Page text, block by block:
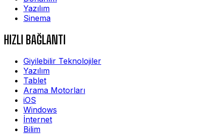
Yazılım
Sinema
HIZLI BAĞLANTI
Giyilebilir Teknolojiler
Yazılım
Tablet
Arama Motorları
iOS
Windows
İnternet
Bilim